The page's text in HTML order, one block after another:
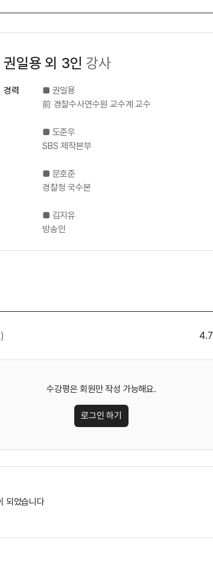
권일용 외 3인 강사
경력
■ 권일용
前 경찰수사연수원 교수계 교수
■ 도준우
SBS 제작본부
■ 문호준
경찰청 국수본
■ 김지유
방송인
4.7
수강평은 회원만 작성 가능해요.
로그인 하기
되었습니다